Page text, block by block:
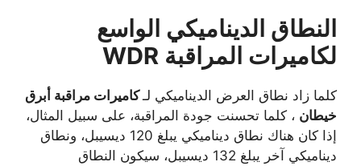
النطاق الديناميكي الواسع
لكاميرات المراقبة WDR
كلما زاد نطاق العرض الديناميكي لـكاميرات مراقبة أبرق
خيطان ، كلما تحسنت جودة المراقبة، على سبيل المثال،
إذا كان هناك نطاق ديناميكي يبلغ 120 ديسيبل، ونطاق
ديناميكي آخر يبلغ 132 ديسيبل، سيكون النطاق